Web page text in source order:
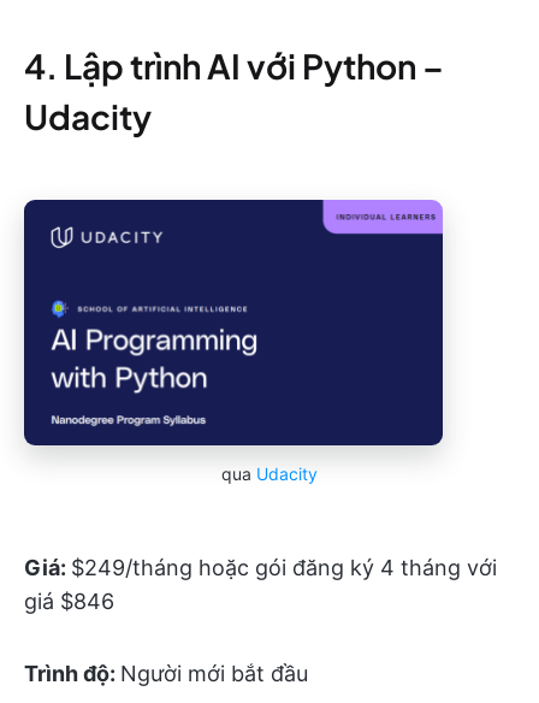
4. Lập trình AI với Python –
Udacity
qua Udacity
Giá: $249/tháng hoặc gói đăng ký 4 tháng với
giá $846
Trình độ: Người mới bắt đầu